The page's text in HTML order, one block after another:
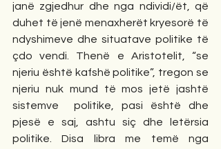
janë zgjedhur dhe nga ndividi/ët, që
duhet të jenë menaxherët kryesorë të
ndyshimeve dhe situatave politike të
çdo vendi. Thenë e Aristotelit, “se
njeriu është kafshë politike”, tregon se
njeriu nuk mund të mos jetë jashtë
sistemve  politike, pasi është dhe
pjesë e saj, ashtu siç dhe letërsia
politike. Disa libra me temë nga